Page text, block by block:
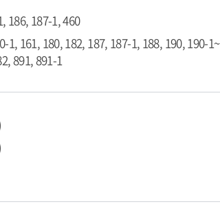
186, 187-1, 460
1, 161, 180, 182, 187, 187-1, 188, 190, 190-
891, 891-1